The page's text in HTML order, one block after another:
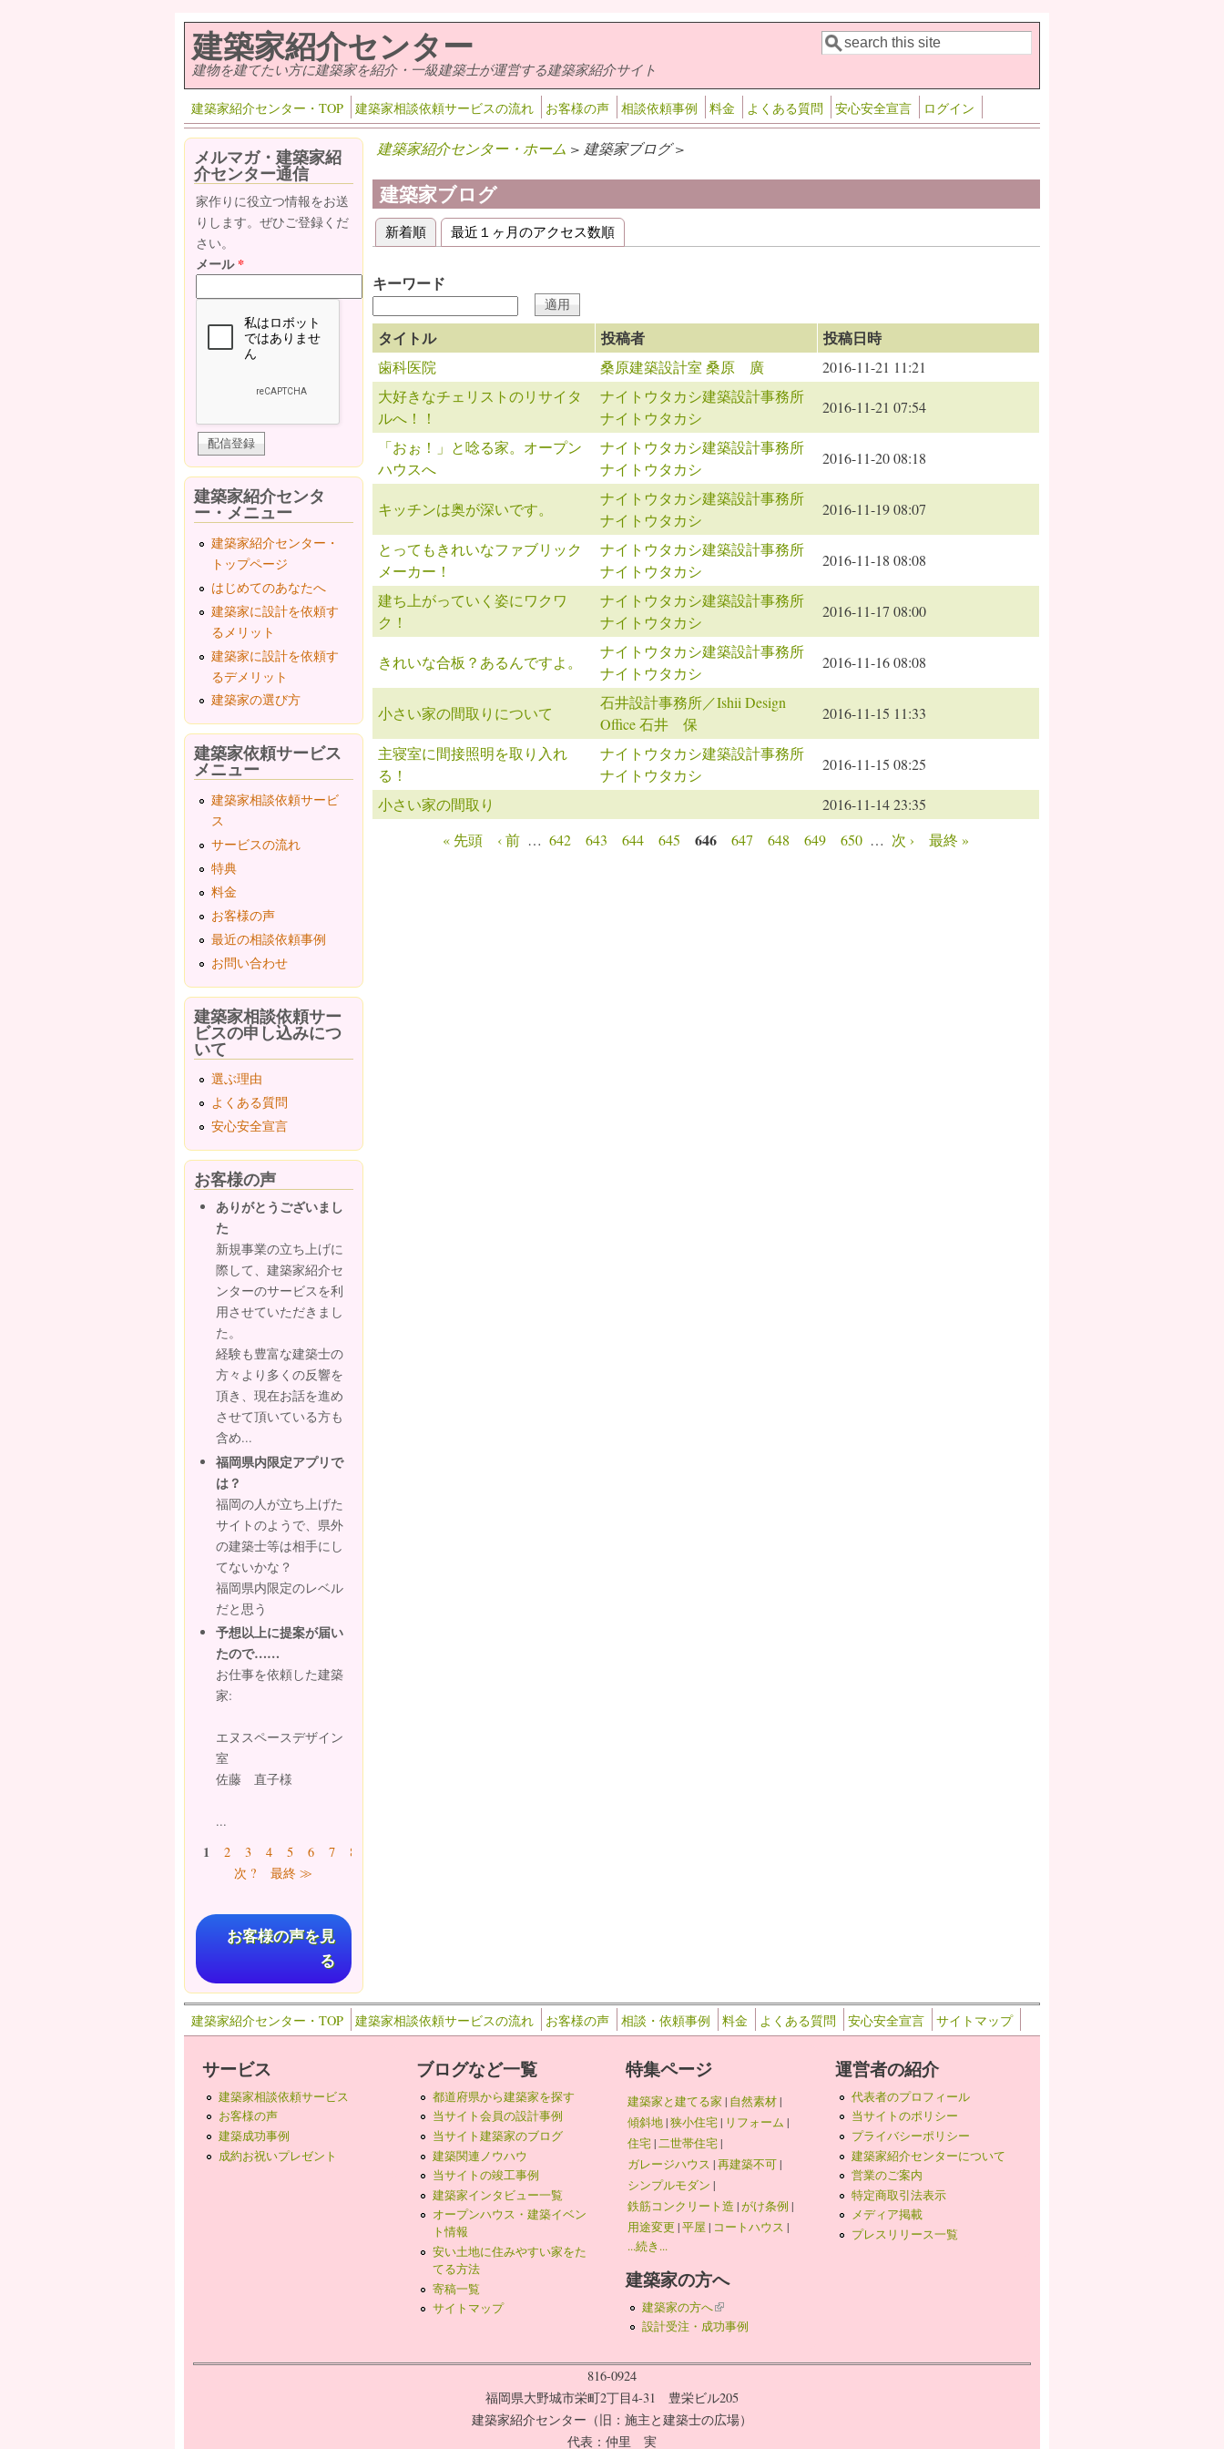
建築家紹介センター
建物を建てたい方に建築家を紹介・一級建築士が運営する建築家紹介サイト 検索フォーム
検索
建築家紹介センター・TOP 建築家相談依頼サービスの流れ お客様の声 相談依頼事例 料金 よくある質問 安心安全宣言 ログイン
建築家紹介センター・ホーム > 建築家ブログ >
建築家ブログ
プライマリータブ
新着順(アクティブなタブ)
最近１ヶ月のアクセス数順
キーワード
タイトル 投稿者 投稿日時
歯科医院 桑原建築設計室 桑原 廣
2016-11-21 11:21
大好きなチェリストのリサイタ
ルへ！！
ナイトウタカシ建築設計事務所
ナイトウタカシ
2016-11-21 07:54
「おぉ！」と唸る家。オープン
ハウスへ
ナイトウタカシ建築設計事務所
ナイトウタカシ
2016-11-20 08:18
キッチンは奥が深いです。
ナイトウタカシ建築設計事務所
ナイトウタカシ
2016-11-19 08:07
とってもきれいなファブリック
メーカー！
ナイトウタカシ建築設計事務所
ナイトウタカシ
2016-11-18 08:08
建ち上がっていく姿にワクワ
ク！
ナイトウタカシ建築設計事務所
ナイトウタカシ
2016-11-17 08:00
きれいな合板？あるんですよ。
ナイトウタカシ建築設計事務所
ナイトウタカシ
2016-11-16 08:08
小さい家の間取りについて
石井設計事務所／Ishii Design
Office 石井 保
2016-11-15 11:33
主寝室に間接照明を取り入れ
る！
ナイトウタカシ建築設計事務所
ナイトウタカシ
2016-11-15 08:25
小さい家の間取り 2016-11-14 23:35
« 先頭 ‹ 前 … 642 643 644 645 646 647 648 649 650 … 次 › 最終 »
メルマガ・建築家紹
介センター通信
家作りに役立つ情報をお送
りします。ぜひご登録くだ
さい。
メール*
建築家紹介センタ
ー・メニュー
建築家紹介センター・
トップページ
はじめてのあなたへ
建築家に設計を依頼す
るメリット
建築家に設計を依頼す
るデメリット
建築家の選び方
建築家依頼サービス
メニュー
建築家相談依頼サービ
ス
サービスの流れ
特典
料金
お客様の声
最近の相談依頼事例
お問い合わせ
建築家相談依頼サー
ビスの申し込みにつ
いて
選ぶ理由
よくある質問
安心安全宣言
お客様の声
ありがとうございまし
た
新規事業の立ち上げに
際して、建築家紹介セ
ンターのサービスを利
用させていただきまし
た。
経験も豊富な建築士の
方々より多くの反響を
頂き、現在お話を進め
させて頂いている方も
含め...
福岡県内限定アプリで
は？
福岡の人が立ち上げた
サイトのようで、県外
の建築士等は相手にし
てないかな？
福岡県内限定のレベル
だと思う
予想以上に提案が届い
たので……
お仕事を依頼した建築
家:
エヌスペースデザイン
室
佐藤 直子様
...
ページ
1 2 3 4 5 6 7 8
次 ?
最終 ≫
お客様の声を見
る
建築家紹介センター・TOP 建築家相談依頼サービスの流れ お客様の声 相談・依頼事例 料金 よくある質問 安心安全宣言 サイトマップ
サービス
建築家相談依頼サービス
お客様の声
建築成功事例
成約お祝いプレゼント
ブログなど一覧
都道府県から建築家を探す
当サイト会員の設計事例
当サイト建築家のブログ
建築関連ノウハウ
当サイトの竣工事例
建築家インタビュー一覧
オープンハウス・建築イベン
ト情報
安い土地に住みやすい家をた
てる方法
寄稿一覧
サイトマップ
特集ページ
建築家と建てる家 | 自然素材|
傾斜地|狭小住宅| リフォーム |
住宅|二世帯住宅|
ガレージハウス |再建築不可|
シンプルモダン |
鉄筋コンクリート造 |がけ条例 |
用途変更 |平屋 | コートハウス |
...続き...
建築家の方へ
建築家の方へ(link is external)
設計受注・成功事例
運営者の紹介
代表者のプロフィール
当サイトのポリシー
プライバシーポリシー
建築家紹介センターについて
営業のご案内
特定商取引法表示
メディア掲載
プレスリリース一覧
816-0924
福岡県大野城市栄町2丁目4-31 豊栄ビル205
建築家紹介センター（旧：施主と建築士の広場）
代表：仲里 実